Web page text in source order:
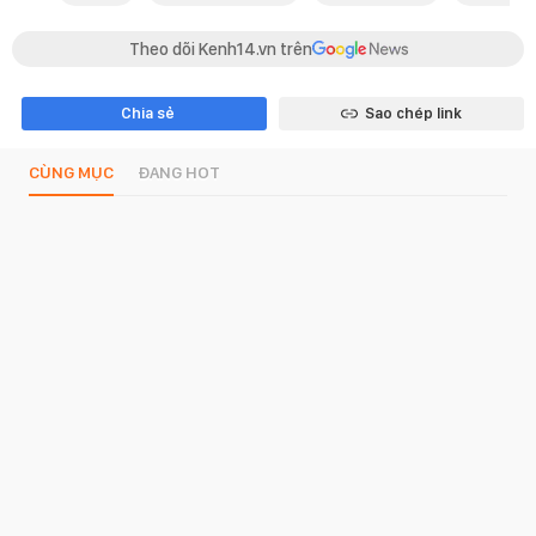
Theo dõi Kenh14.vn trên
Chia sẻ Sao chép link
CÙNG MỤC ĐANG HOT